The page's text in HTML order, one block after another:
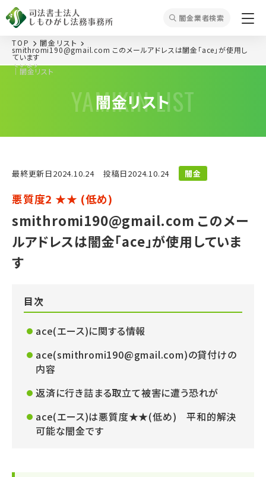
闇⾦業者検索
YAMIKIN LIST
闇⾦リスト
smithromi190@gmail.com このメールアドレスは闇金「ace」が使用し
ています
｜闇⾦リスト
TOP 闇⾦リスト
smithromi190@gmail.com このメールアドレスは闇金「ace」が使用し
ています
最終更新⽇2024.10.24 投稿⽇2024.10.24 闇金
悪質度2 ★★ (低め)
smithromi190@gmail.com このメー
ルアドレスは闇金「ace」が使用していま
す
目次
ace(エース)に関する情報
ace(smithromi190@gmail.com)の貸付けの
内容
返済に行き詰まる取立て被害に遭う恐れが
ace(エース)は悪質度★★(低め) 平和的解決
可能な闇金です